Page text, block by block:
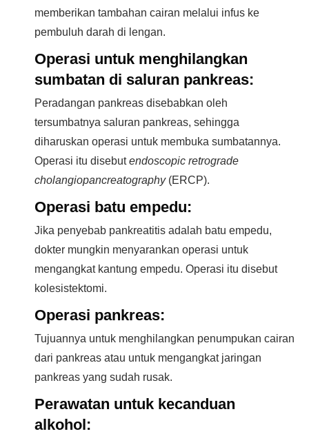
memberikan tambahan cairan melalui infus ke
pembuluh darah di lengan.
Operasi untuk menghilangkan
sumbatan di saluran pankreas:
Peradangan pankreas disebabkan oleh
tersumbatnya saluran pankreas, sehingga
diharuskan operasi untuk membuka sumbatannya.
Operasi itu disebutendoscopic retrograde
cholangiopancreatography(ERCP).
Operasi batu empedu:
Jika penyebab pankreatitis adalah batu empedu,
dokter mungkin menyarankan operasi untuk
mengangkat kantung empedu. Operasi itu disebut
kolesistektomi.
Operasi pankreas:
Tujuannya untuk menghilangkan penumpukan cairan
dari pankreas atau untuk mengangkat jaringan
pankreas yang sudah rusak.
Perawatan untuk kecanduan
alkohol: